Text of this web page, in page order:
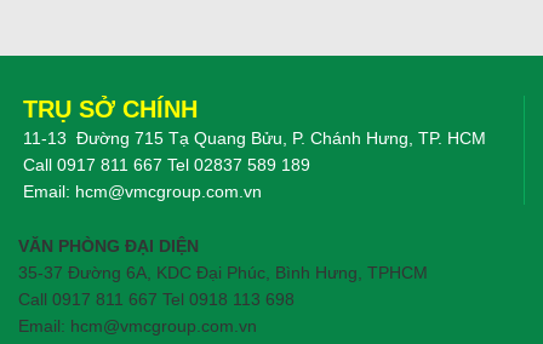
Ngành Thủy Tinh
Ngành Dệt Nhuộm
Ngành Sơn
Ngành In Ấn Bao Bì
Ngành Gốm Sứ
Ngành Gỗ
Ngành Hóa Dầu
Ngành Giấy
Liên hệ
Tuyển dụng
TRỤ SỞ CHÍNH
11-13 Đường 715 Tạ Quang Bửu, P. Chánh Hưng, TP. HCM
Call 0917 811 667 Tel 02837 589 189
Email: hcm@vmcgroup.com.vn
VĂN PHÒNG ĐẠI DIỆN
35-37 Đường 6A, KDC Đại Phúc, Bình Hưng, TPHCM
Call 0917 811 667 Tel 0918 113 698
Email: hcm@vmcgroup.com.vn